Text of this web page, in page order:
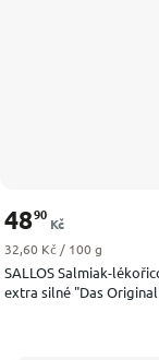
SALLOS Salmiak-
extra silné "Das
4890
Kč
Měrná cena:
32,60 Kč / 100 g